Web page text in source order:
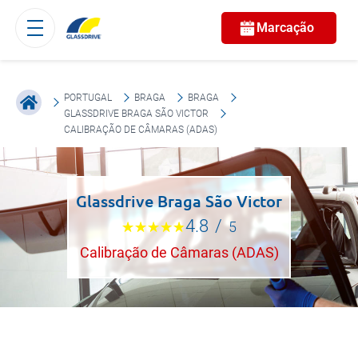
Marcação
PORTUGAL BRAGA
BRAGA
GLASSDRIVE BRAGA SÃO VICTOR
CALIBRAÇÃO DE CÂMARAS (ADAS)
Glassdrive Braga São Victor
4.8 / 5
Calibração de Câmaras (ADAS)